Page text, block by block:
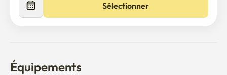
Sélectionner
Équipements